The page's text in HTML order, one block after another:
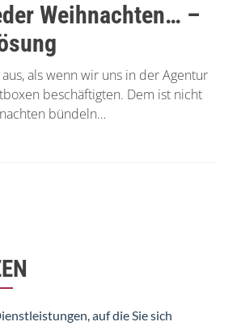
Weihnachten… –
aus, als wenn wir uns in der Agentur
beschäftigten. Dem ist nicht
bündeln…
auf die Sie sich